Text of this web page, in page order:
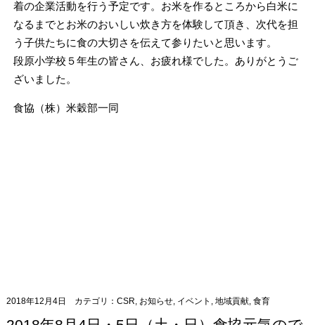
着の企業活動を行う予定です。お米を作るところから白米に
なるまでとお米のおいしい炊き方を体験して頂き、次代を担
う子供たちに食の大切さを伝えて参りたいと思います。
段原小学校５年生の皆さん、お疲れ様でした。ありがとうご
ざいました。
食協（株）米穀部一同
2018年12月4日 カテゴリ： CSR お知らせ, イベント 地域貢献, 食育